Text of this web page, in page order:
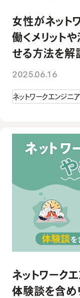
女性がネット
働くメリット
せる方法を解
2025.06.16
ネットワークエンジニア
ネットワーク
体験談を含め